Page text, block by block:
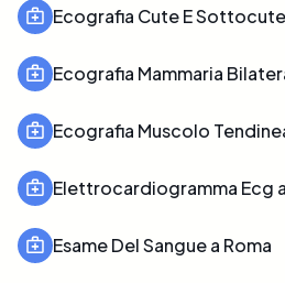
Ecografia Cute E Sottocute
Ecografia Mammaria
Ecografia Muscolo
Elettrocardiogramma Ecg
Esame Del Sangue a Roma